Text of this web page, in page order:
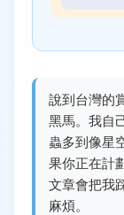
說到台灣的
黑馬。我自
蟲多到像星
果你正在計
文章會把我
麻煩。